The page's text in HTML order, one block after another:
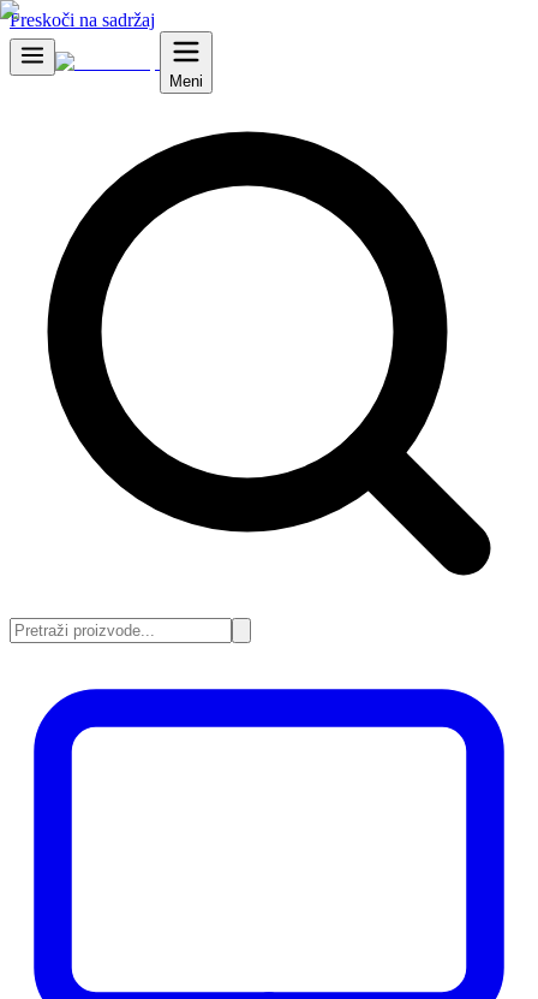
Preskoči na sadržaj
Meni